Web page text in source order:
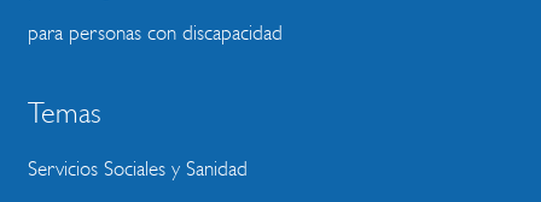
para personas con discapacidad
Temas
Servicios Sociales y Sanidad